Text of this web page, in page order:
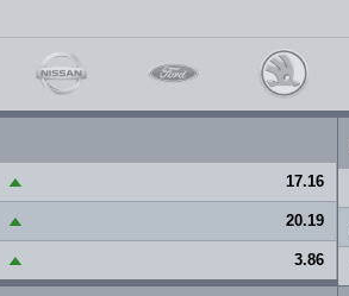
▲ 17.16
▲ 20.19
▲ 3.86